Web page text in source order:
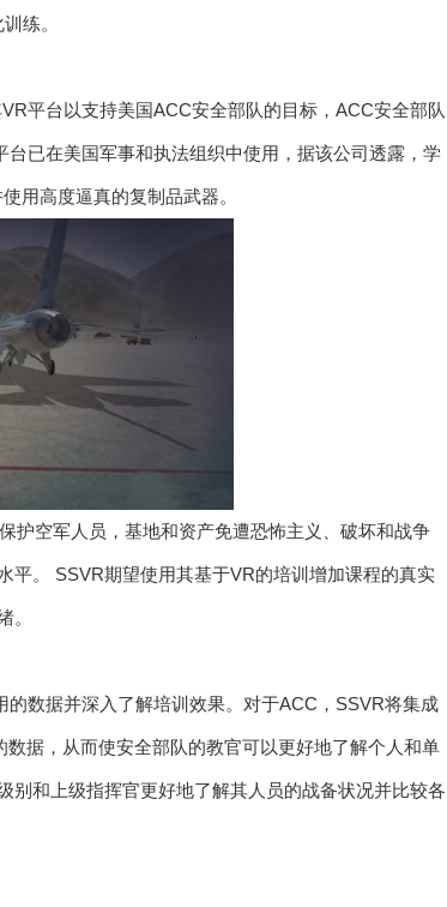
练。
平台以支持美国ACC安全部队的目标，ACC安全部队
已在美国军事和执法组织中使用，据该公司透露，学
用高度逼真的复制品武器。
护空军人员，基地和资产免遭恐怖主义、破坏和战争
平。 SSVR期望使用其基于VR的培训增加课程的真实
。
数据并深入了解培训效果。对于ACC，SSVR将集成
据，从而使安全部队的教官可以更好地了解个人和单
别和上级指挥官更好地了解其人员的战备状况并比较各